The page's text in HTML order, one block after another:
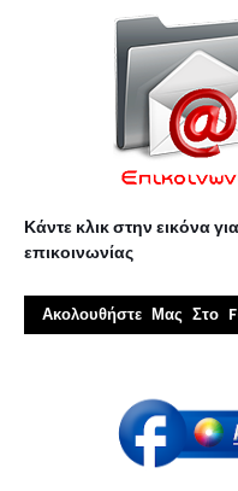
Κάντε κλικ στην εικόνα
επικοινωνίας
Ακολουθήστε Μας Στο